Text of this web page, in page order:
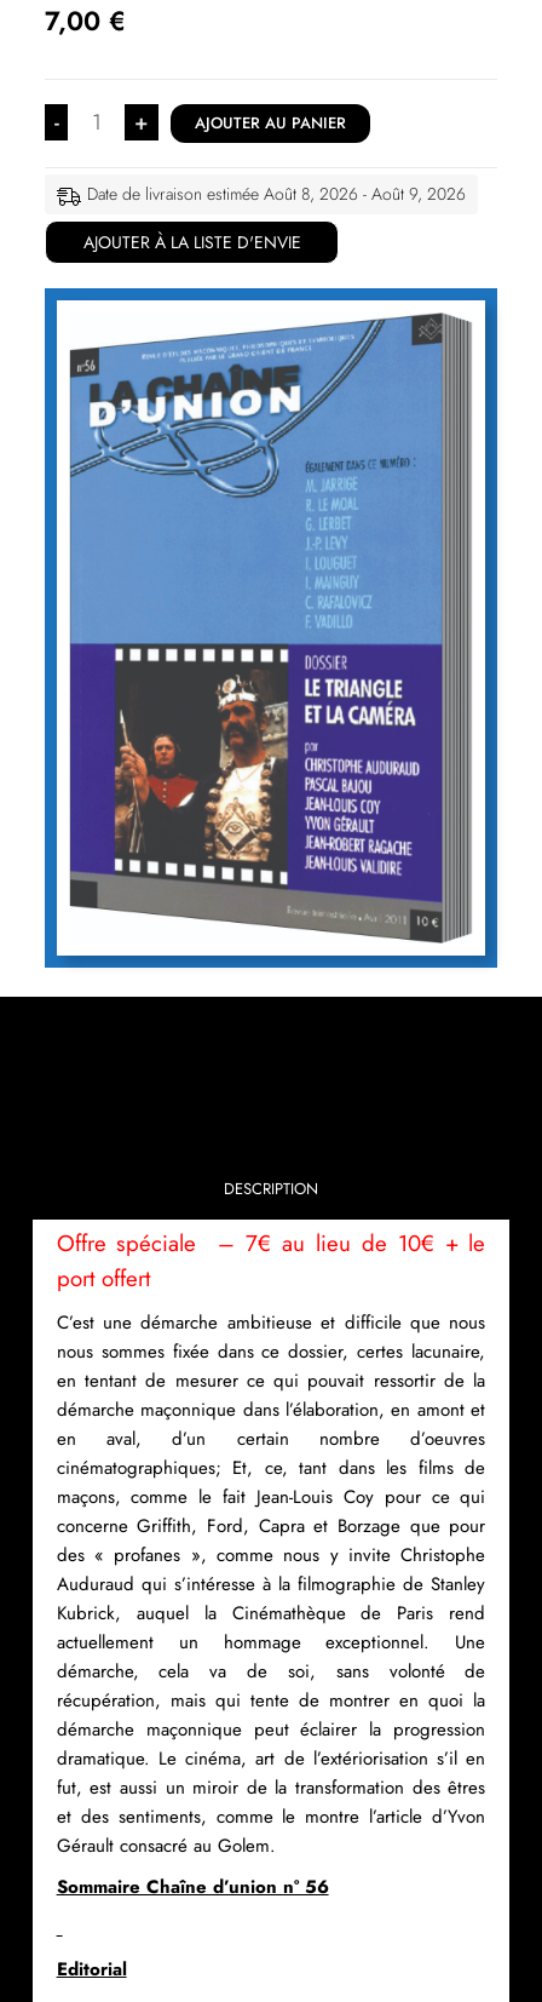
7,00 €
- + AJOUTER AU PANIER
Date de livraison estimée Août 8, 2026 - Août 9, 2026
AJOUTER À LA LISTE D'ENVIE
DESCRIPTION
Offre spéciale – 7€ au lieu de 10€ + le
port offert
C’est une démarche ambitieuse et difficile que nous
nous sommes fixée dans ce dossier, certes lacunaire,
en tentant de mesurer ce qui pouvait ressortir de la
démarche maçonnique dans l’élaboration, en amont et
en aval, d’un certain nombre d’oeuvres
cinématographiques; Et, ce, tant dans les films de
maçons, comme le fait Jean-Louis Coy pour ce qui
concerne Griffith, Ford, Capra et Borzage que pour
des « profanes », comme nous y invite Christophe
Auduraud qui s’intéresse à la filmographie de Stanley
Kubrick, auquel la Cinémathèque de Paris rend
actuellement un hommage exceptionnel. Une
démarche, cela va de soi, sans volonté de
récupération, mais qui tente de montrer en quoi la
démarche maçonnique peut éclairer la progression
dramatique. Le cinéma, art de l’extériorisation s’il en
fut, est aussi un miroir de la transformation des êtres
et des sentiments, comme le montre l’article d’Yvon
Gérault consacré au Golem.
Sommaire Chaîne d’union n° 56
Editorial